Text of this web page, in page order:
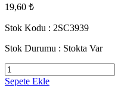
19,60 ₺
Stok Kodu : 2SC3939
Stok Durumu : Stokta Var
Sepete Ekle